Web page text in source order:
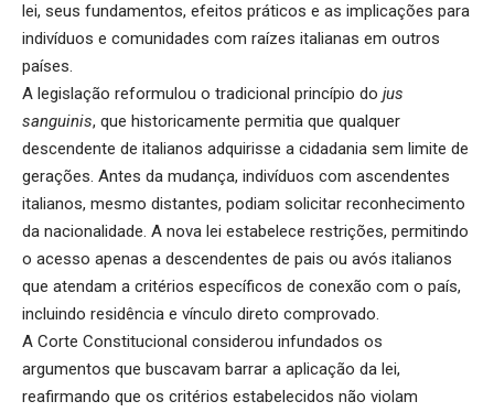
lei, seus fundamentos, efeitos práticos e as implicações para
indivíduos e comunidades com raízes italianas em outros
países.
A legislação reformulou o tradicional princípio do jus
sanguinis, que historicamente permitia que qualquer
descendente de italianos adquirisse a cidadania sem limite de
gerações. Antes da mudança, indivíduos com ascendentes
italianos, mesmo distantes, podiam solicitar reconhecimento
da nacionalidade. A nova lei estabelece restrições, permitindo
o acesso apenas a descendentes de pais ou avós italianos
que atendam a critérios específicos de conexão com o país,
incluindo residência e vínculo direto comprovado.
A Corte Constitucional considerou infundados os
argumentos que buscavam barrar a aplicação da lei,
reafirmando que os critérios estabelecidos não violam